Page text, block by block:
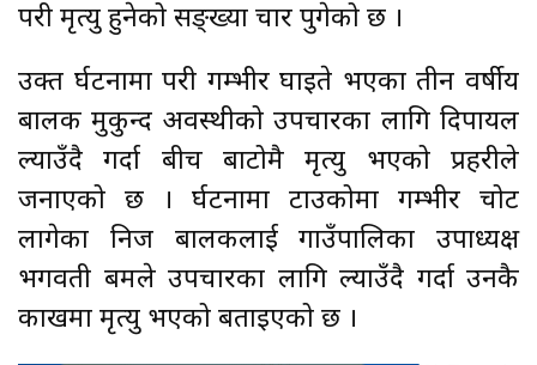
परी मृत्यु हुनेको सङ्ख्या चार पुगेको छ ।
उक्त दुर्घटनामा परी गम्भीर घाइते भएका तीन वर्षीय
बालक मुकुन्द अवस्थीको उपचारका लागि दिपायल
ल्याउँदै गर्दा बीच बाटोमै मृत्यु भएको प्रहरीले
जनाएको छ । दुर्घटनामा टाउकोमा गम्भीर चोट
लागेका निज बालकलाई गाउँपालिका उपाध्यक्ष
भगवती बमले उपचारका लागि ल्याउँदै गर्दा उनकै
काखमा मृत्यु भएको बताइएको छ ।